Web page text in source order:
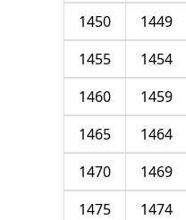
1449
1450
1454
1455
1459
1460
1464
1465
1469
1470
1474
1475